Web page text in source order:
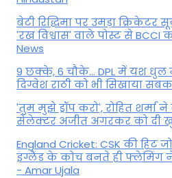
बेटी र‍िद्ध‍िमा पर उमड़ा क्रिकेटर
'रख विश्वास' वाले पोस्ट से BCCI
News
9 छक्के, 6 चौके... DPL में यश
द‍िग्वेश राठी को भी स‍िखाया
'तुम मुझे ड्रॉप करो', रोहित
सेलेक्टर अजीत अगरकर को दी
England Cricket: CSK की हिट
इंग्लैंड के कोच बनते ही फ्लेमिंग
- Amar Ujala